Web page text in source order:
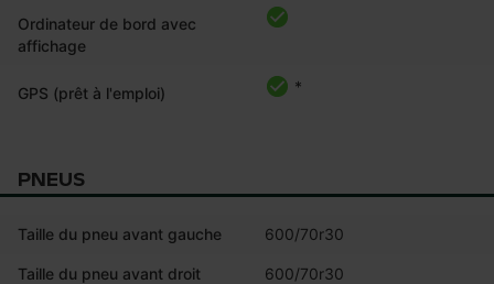
Ordinateur de bord avec
affichage
GPS (prêt à l'emploi) *
PNEUS
Taille du pneu avant gauche 600/70r30
Taille du pneu avant droit 600/70r30